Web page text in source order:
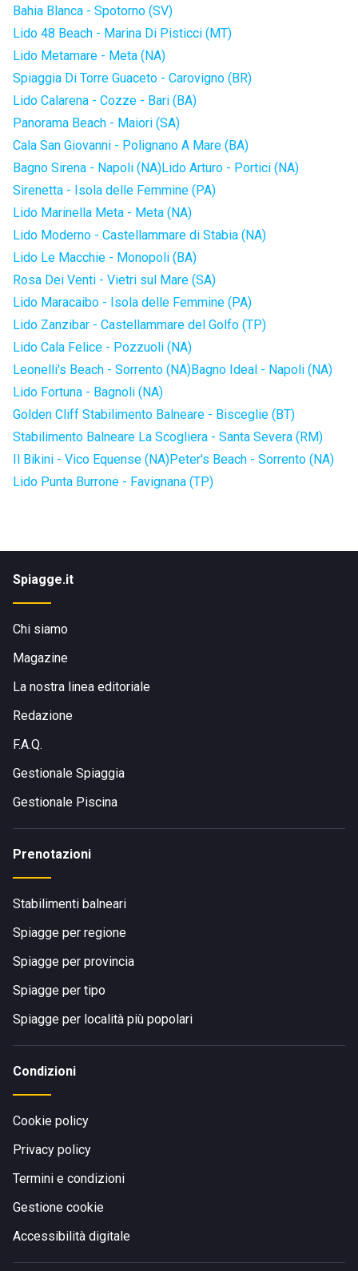
Bahia Blanca - Spotorno (SV)
Lido 48 Beach - Marina Di Pisticci (MT)
Lido Metamare - Meta (NA)
Spiaggia Di Torre Guaceto - Carovigno (BR)
Lido Calarena - Cozze - Bari (BA)
Panorama Beach - Maiori (SA)
Cala San Giovanni - Polignano A Mare (BA)
Bagno Sirena - Napoli (NA)Lido Arturo - Portici (NA)
Sirenetta - Isola delle Femmine (PA)
Lido Marinella Meta - Meta (NA)
Lido Moderno - Castellammare di Stabia (NA)
Lido Le Macchie - Monopoli (BA)
Rosa Dei Venti - Vietri sul Mare (SA)
Lido Maracaibo - Isola delle Femmine (PA)
Lido Zanzibar - Castellammare del Golfo (TP)
Lido Cala Felice - Pozzuoli (NA)
Leonelli's Beach - Sorrento (NA)Bagno Ideal - Napoli (NA)
Lido Fortuna - Bagnoli (NA)
Golden Cliff Stabilimento Balneare - Bisceglie (BT)
Stabilimento Balneare La Scogliera - Santa Severa (RM)
Il Bikini - Vico Equense (NA)Peter's Beach - Sorrento (NA)
Lido Punta Burrone - Favignana (TP)
Spiagge.it
Chi siamo
Magazine
La nostra linea editoriale
Redazione
F.A.Q.
Gestionale Spiaggia
Gestionale Piscina
Prenotazioni
Stabilimenti balneari
Spiagge per regione
Spiagge per provincia
Spiagge per tipo
Spiagge per località più popolari
Condizioni
Cookie policy
Privacy policy
Termini e condizioni
Gestione cookie
Accessibilità digitale